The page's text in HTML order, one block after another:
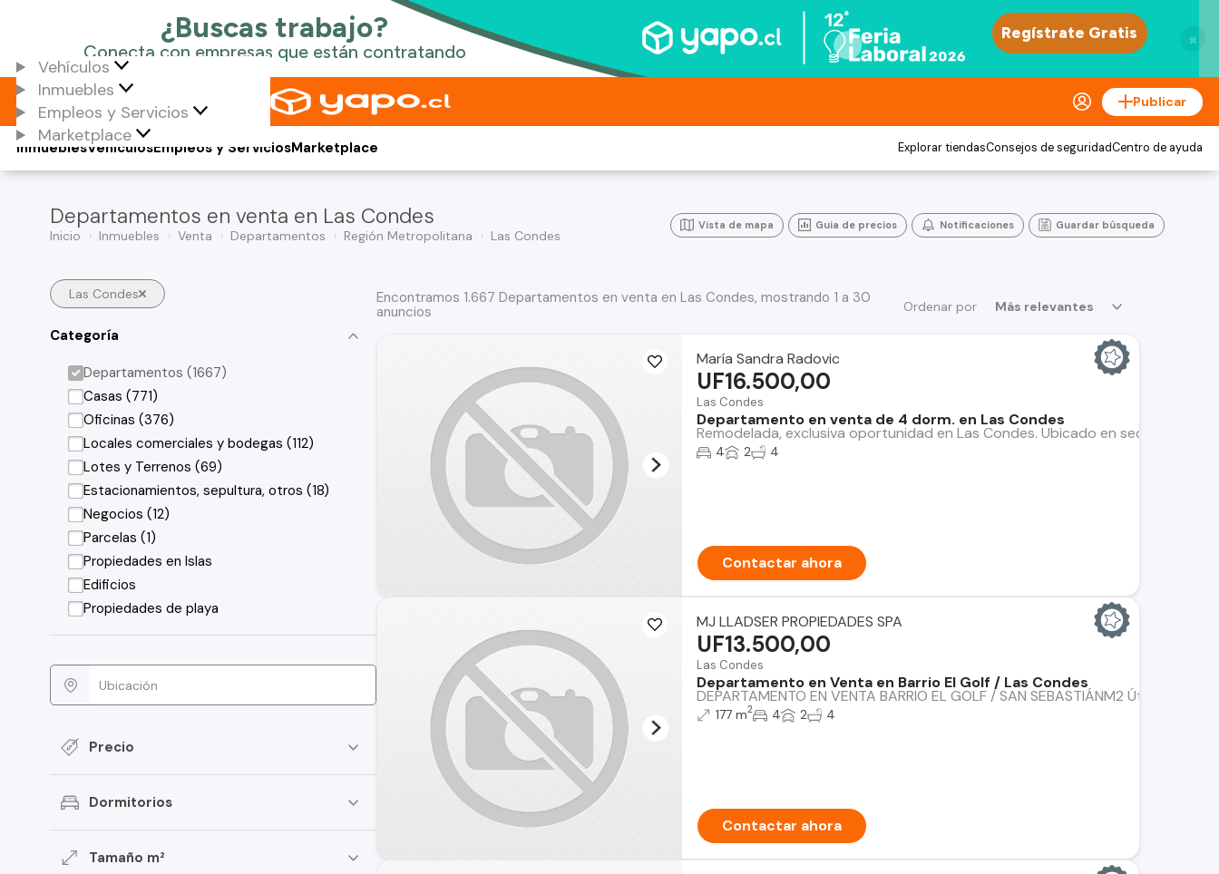
×
Vehículos
Inmuebles
Empleos y Servicios
Marketplace
Publicar
Vehículos
Inmuebles Empleos y ServiciosMarketplace Explorar tiendasConsejos de seguridadCentro de ayuda
Departamentos en venta en Las Condes
Inicio Inmuebles Venta Departamentos Región Metropolitana Las Condes
Vista de mapa Guia de precios Notificaciones Guardar búsqueda
Las Condes
Categoría
Departamentos (1667)
Casas (771)
Oficinas (376)
Locales comerciales y bodegas (112)
Lotes y Terrenos (69)
Estacionamientos, sepultura, otros (18)
Negocios (12)
Parcelas (1)
Propiedades en Islas
Edificios
Propiedades de playa
Precio
Dormitorios
Tamaño m²
Ordenar por Más relevantes
Encontramos 1.667 Departamentos en venta en Las Condes, mostrando 1 a 30
anuncios
María Sandra Radovic
Las Condes
Departamento en venta de 4 dorm. en Las Condes
Remodelada, exclusiva oportunidad en Las Condes. Ubicado en sector
UF16.500,00
4 2 4
Contactar ahora
MJ LLADSER PROPIEDADES SPA
Las Condes
Departamento en Venta en Barrio El Golf / Las Condes
DEPARTAMENTO EN VENTA BARRIO EL GOLF / SAN SEBASTIÁNM2 Útiles:
UF13.500,00
177 m2 4 2 4
Contactar ahora